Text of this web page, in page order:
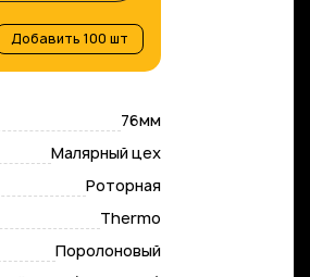
Добавить 100 шт
76мм
Малярный цех
Роторная
Thermo
Поролоновый